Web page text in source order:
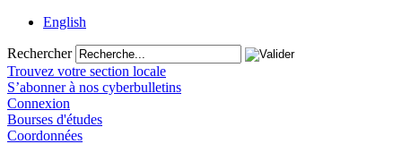
English
Rechercher
Trouvez votre section locale
S’abonner à nos cyberbulletins
Connexion
Bourses d'études
Coordonnées